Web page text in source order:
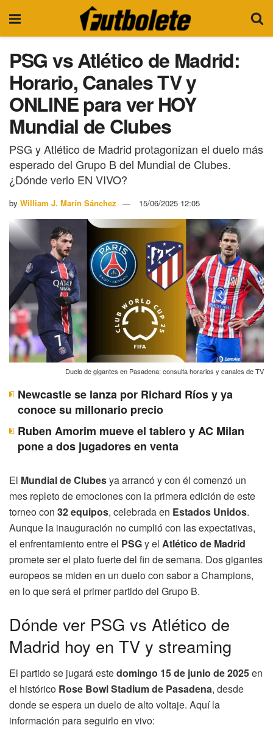
PSG vs Atlético de Madrid:
Horario, Canales TV y
ONLINE para ver HOY
Mundial de Clubes
PSG y Atlético de Madrid protagonizan el duelo más
esperado del Grupo B del Mundial de Clubes.
¿Dónde verlo EN VIVO?
by William J. Marín Sánchez 15/06/2025 12:05
Duelo de gigantes en Pasadena: consulta horarios y canales de TV
Newcastle se lanza por Richard Ríos y ya
conoce su millonario precio
Ruben Amorim mueve el tablero y AC Milan
pone a dos jugadores en venta
El Mundial de Clubesya arrancó y con él comenzó un
mes repleto de emociones con la primera edición de este
torneo con 32 equipos, celebrada en Estados Unidos.
Aunque la inauguración no cumplió con las expectativas,
el enfrentamiento entre el PSGy el Atlético de Madrid
promete ser el plato fuerte del fin de semana. Dos gigantes
europeos se miden en un duelo con sabor a Champions,
en lo que será el primer partido del Grupo B.
Dónde ver PSG vs Atlético de
Madrid hoy en TV y streaming
El partido se jugará estedomingo 15 de junio de 2025en
el histórico Rose Bowl Stadium de Pasadena, desde
donde se espera un duelo de alto voltaje. Aquí la
información para seguirlo en vivo: